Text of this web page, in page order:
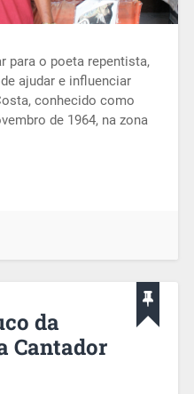
para o poeta repentista,
ajudar e influenciar
conhecido como
de 1964, na zona
da
Cantador